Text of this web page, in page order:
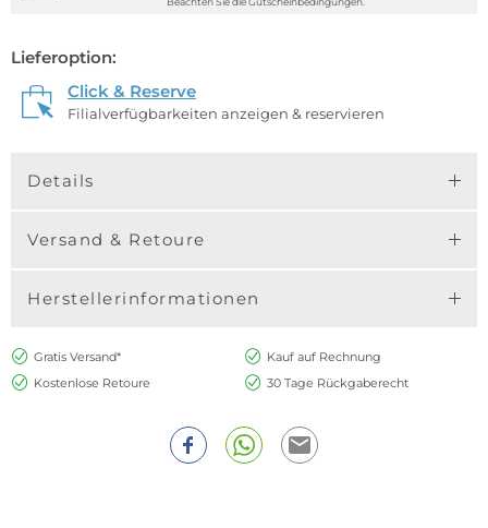
Lieferoption:
Click & Reserve
Filialverfügbarkeiten anzeigen & reservieren
Details
Versand & Retoure
Herstellerinformationen
Gratis Versand*
Kauf auf Rechnung
Kostenlose Retoure
30 Tage Rückgaberecht